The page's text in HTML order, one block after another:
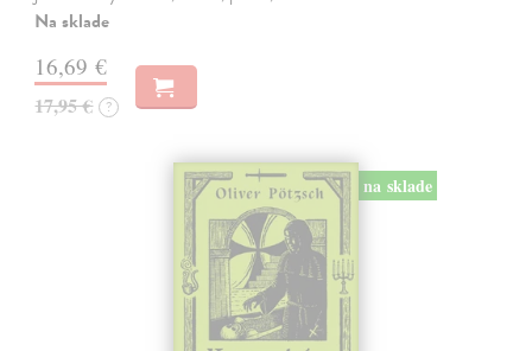
Na sklade
16,69 €
17,95 € ?
na sklade